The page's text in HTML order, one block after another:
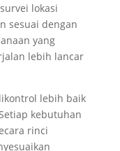
lokasi
sesuai dengan
yang
lebih lancar
lebih baik
kebutuhan
rinci